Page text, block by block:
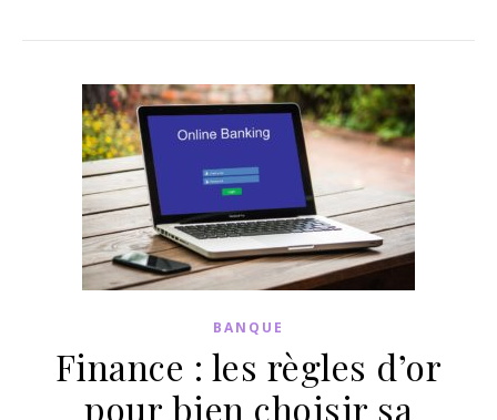
BANQUE
Finance : les règles d’or
pour bien choisir sa